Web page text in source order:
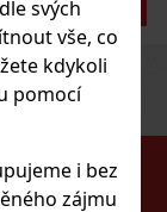
svých
vše, co
kdykoli
pomocí
i bez
zájmu
Do košíku
Sleva: 13%